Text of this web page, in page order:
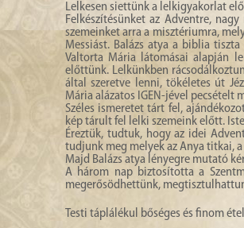
Lelkesen siettünk a lelkigyakorlat
Felkészítésünket az Adventre,
szemeinket arra a misztériumra,
Messiást. Balázs atya a biblia
Valtorta Mária látomásai alapján
előttünk. Lelkünkben
által szeretve lenni, tökéletes út
Mária alázatos IGEN-jével pecsételt
Széles ismeretet tárt fel,
kép tárult fel lelki szemeink előtt.
Éreztük, tudtuk, hogy az idei
tudjunk meg melyek az Anya titkai,
Majd Balázs atya lényegre mutató
A három nap biztosította a
megerősödhettünk,
Testi táplálékul bőséges és finom